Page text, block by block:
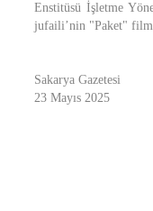
Enstitüsü İşletme
jufaili’nin "Paket"
Sakarya Gazetesi
23 Mayıs 2025